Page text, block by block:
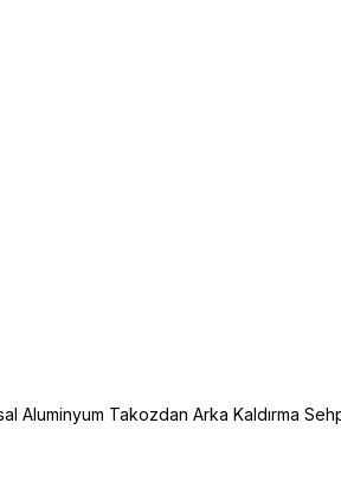
Aluminyum Takozdan Arka Kaldırma